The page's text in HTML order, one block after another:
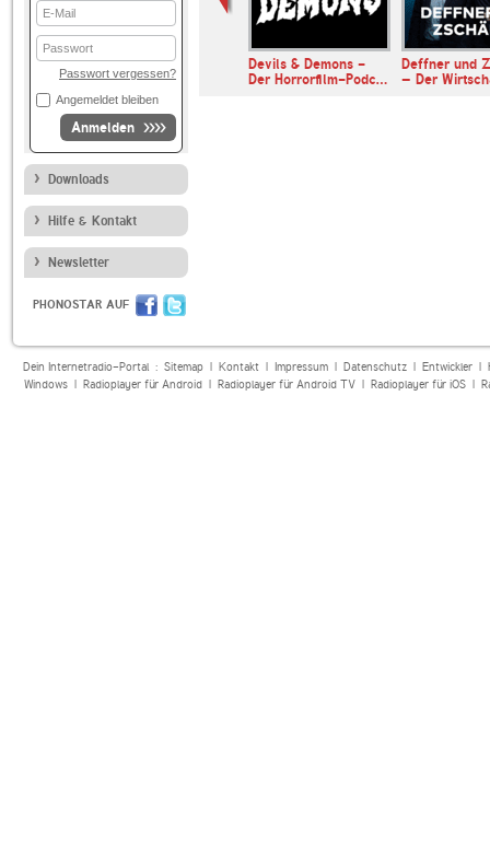
E-
Mail
Passwort
Passwort vergessen?
Angemeldet bleiben
Anmelden
Downloads
Hilfe & Kontakt
Newsletter
PHONOSTAR AUF
Devils & Demons -
Der Horrorfilm-Podc…
Deffner und
– Der
Dein Internetradio-Portal : Sitemap| Kontakt| Impressum| Datenschutz| Entwickler|
Windows| Radioplayer für Android| Radioplayer für Android TV| Radioplayer für iOS|